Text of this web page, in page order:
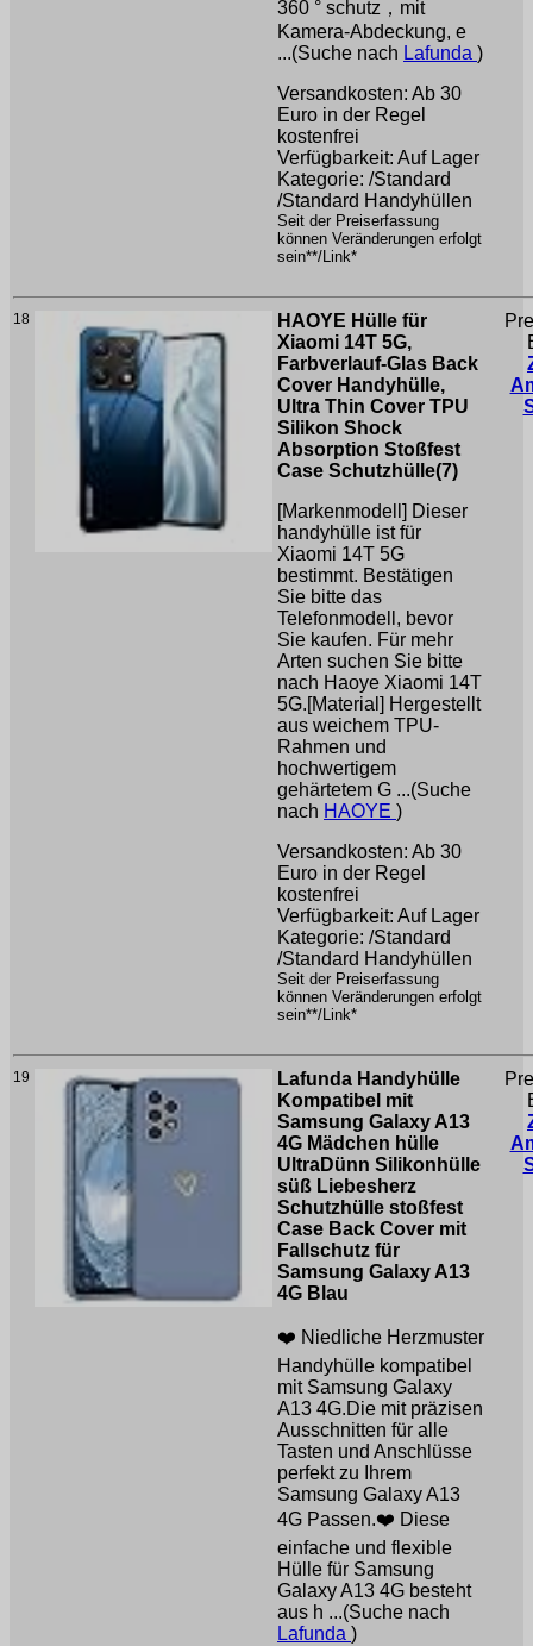
360 ° schutz，mit
Kamera-Abdeckung, e
...(Suche nach Lafunda )
Versandkosten: Ab 30
Euro in der Regel
kostenfrei
Verfügbarkeit: Auf Lager
Kategorie: /Standard
/Standard Handyhüllen
Seit der Preiserfassung
können Veränderungen erfolgt
sein**/Link*
18
HAOYE Hülle für
Xiaomi 14T 5G,
Farbverlauf-Glas Back
Cover Handyhülle,
Ultra Thin Cover TPU
Silikon Shock
Absorption Stoßfest
Case Schutzhülle(7)
[Markenmodell] Dieser
handyhülle ist für
Xiaomi 14T 5G
bestimmt. Bestätigen
Sie bitte das
Telefonmodell, bevor
Sie kaufen. Für mehr
Arten suchen Sie bitte
nach Haoye Xiaomi 14T
5G.[Material] Hergestellt
aus weichem TPU-
Rahmen und
hochwertigem
gehärtetem G ...(Suche
nach HAOYE )
Versandkosten: Ab 30
Euro in der Regel
kostenfrei
Verfügbarkeit: Auf Lager
Kategorie: /Standard
/Standard Handyhüllen
Seit der Preiserfassung
können Veränderungen erfolgt
sein**/Link*
19
Lafunda Handyhülle
Kompatibel mit
Samsung Galaxy A13
4G Mädchen hülle
UltraDünn Silikonhülle
süß Liebesherz
Schutzhülle stoßfest
Case Back Cover mit
Fallschutz für
Samsung Galaxy A13
4G Blau
❤️ Niedliche Herzmuster
Handyhülle kompatibel
mit Samsung Galaxy
A13 4G.Die mit präzisen
Ausschnitten für alle
Tasten und Anschlüsse
perfekt zu Ihrem
Samsung Galaxy A13
4G Passen.❤️ Diese
einfache und flexible
Hülle für Samsung
Galaxy A13 4G besteht
aus h ...(Suche nach
Lafunda )